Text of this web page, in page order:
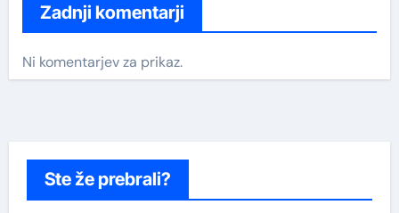
Zadnji komentarji
Ni komentarjev za prikaz.
Ste že prebrali?